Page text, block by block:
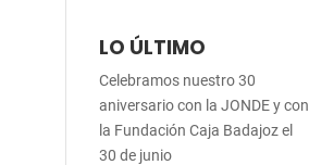
LO ÚLTIMO
Celebramos nuestro 30
aniversario con la JONDE y con
la Fundación Caja Badajoz el
30 de junio